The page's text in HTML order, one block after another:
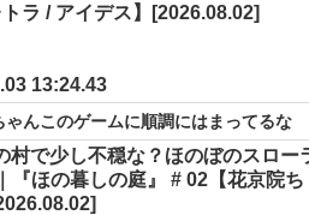
ラ / アイデス】[2026.08.02]
13:24.43
ゃんこのゲームに順調にはまってるな
村で少し不穏な？ほのぼのスロー
『ほの暮しの庭』 # 02【花京院ち